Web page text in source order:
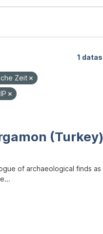
1
Zeit
of archaeological finds